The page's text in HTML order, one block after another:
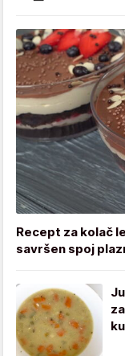
Recept za kolač
savršen spoj